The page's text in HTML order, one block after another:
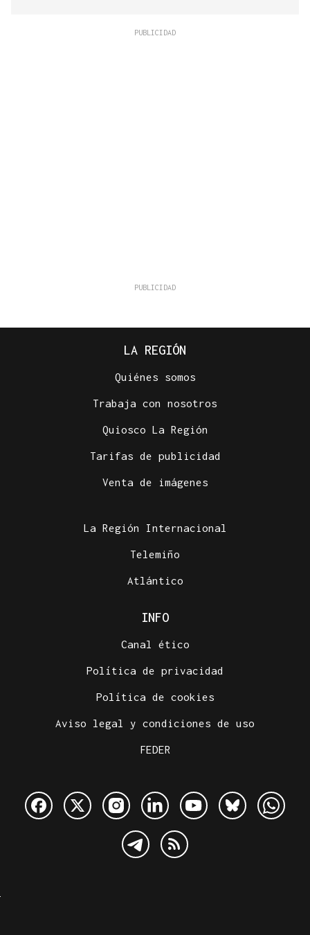
LA REGIÓN
Quiénes somos
Trabaja con nosotros
Quiosco La Región
Tarifas de publicidad
Venta de imágenes
La Región Internacional
Telemiño
Atlántico
INFO
Canal ético
Política de privacidad
Política de cookies
Aviso legal y condiciones de uso
FEDER